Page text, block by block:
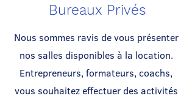
Bureaux Privés
Nous sommes ravis de vous présenter
nos salles disponibles à la location.
Entrepreneurs, formateurs, coachs,
vous souhaitez effectuer des activités